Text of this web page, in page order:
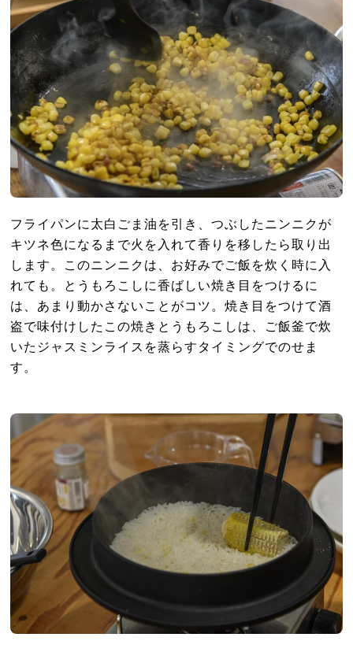
フライパンに太白ごま油を引き、つぶしたニンニクが
キツネ色になるまで火を入れて香りを移したら取り出
します。このニンニクは、お好みでご飯を炊く時に入
れても。とうもろこしに香ばしい焼き目をつけるに
は、あまり動かさないことがコツ。焼き目をつけて酒
盗で味付けしたこの焼きとうもろこしは、ご飯釜で炊
いたジャスミンライスを蒸らすタイミングでのせま
す。